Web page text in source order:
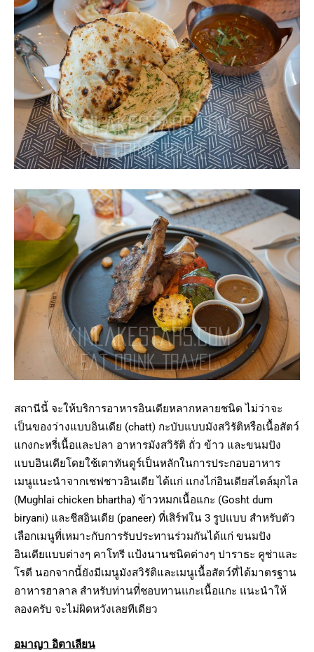
สถานีนี้ จะให้บริการอาหารอินเดียหลากหลายชนิด ไม่ว่าจะ
เป็นของว่างแบบอินเดีย (chatt) กะบับแบบมังสวิรัติหรือเนื้อสัตว์
แกงกะหรี่เนื้อและปลา อาหารมังสวิรัติ ถั่ว ข้าว และขนมปัง
แบบอินเดียโดยใช้เตาทันดูร์เป็นหลักในการประกอบอาหาร
เมนูแนะนำจากเชฟชาวอินเดีย ได้แก่ แกงไก่อินเดียสไตล์มุกไล
(Mughlai chicken bhartha) ข้าวหมกเนื้อแกะ (Gosht dum
biryani) และชีสอินเดีย (paneer) ที่เสิร์ฟใน 3 รูปแบบ สำหรับตัว
เลือกเมนูที่เหมาะกับการรับประทานร่วมกันได้แก่ ขนมปัง
อินเดียแบบต่างๆ คาโทรี แป้งนานชนิดต่างๆ ปาราธะ คูช่าและ
โรตี นอกจากนี้ยังมีเมนูมังสวิรัติและเมนูเนื้อสัตว์ที่ได้มาตรฐาน
อาหารฮาลาล สำหรับท่านที่ชอบทานแกะเนื้อแกะ แนะนำให้
ลองครับ จะไม่ผิดหวังเลยทีเดียว
อมาญา อิตาเลียน